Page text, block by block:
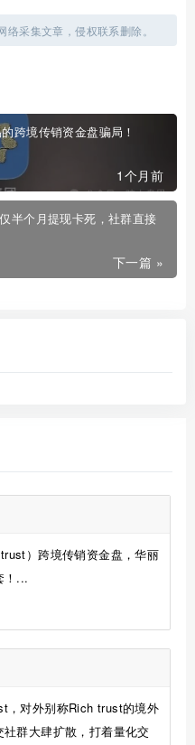
采集文章，侵权联系删除。
跨境传销资金盘骗局！
1个月前
半个月提现卡死，社群直接
下一篇 »
）跨境传销资金盘，华丽
！...
，对外别称Rich trust的境外
群大肆扩散，打着量化交